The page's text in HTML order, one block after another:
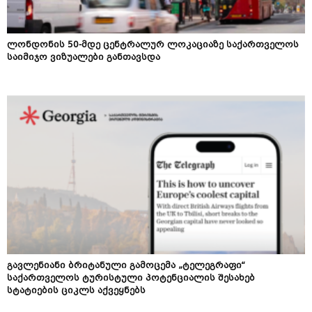
ლონდონის 50-მდე ცენტრალურ ლოკაციაზე საქართველოს
საიმიჯო ვიზუალები განთავსდა
გავლენიანი ბრიტანული გამოცემა „ტელეგრაფი“
საქართველოს ტურისტული პოტენციალის შესახებ
სტატიების ციკლს აქვეყნებს